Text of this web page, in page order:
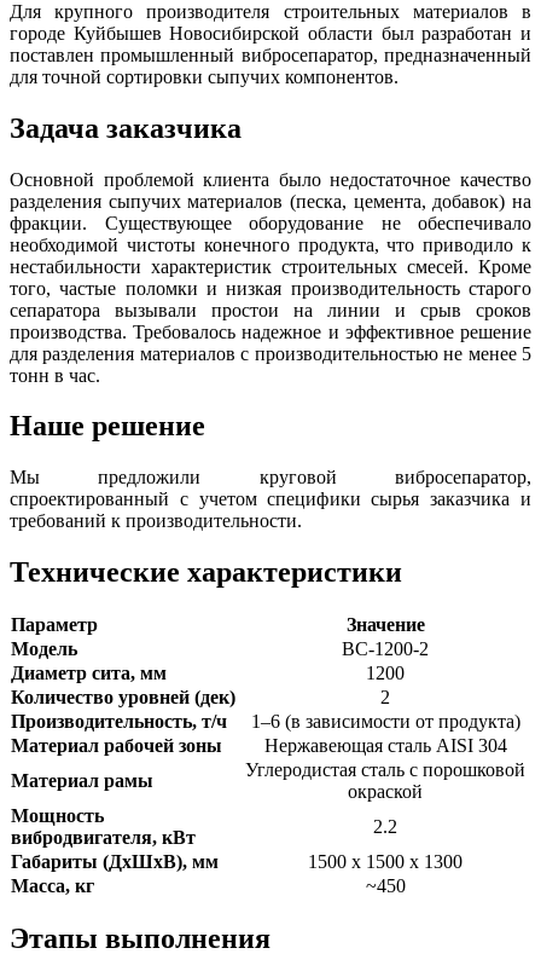
Для крупного производителя строительных материалов в
городе Куйбышев Новосибирской области был разработан и
поставлен промышленный вибросепаратор, предназначенный
для точной сортировки сыпучих компонентов.
Задача заказчика
Основной проблемой клиента было недостаточное качество
разделения сыпучих материалов (песка, цемента, добавок) на
фракции. Существующее оборудование не обеспечивало
необходимой чистоты конечного продукта, что приводило к
нестабильности характеристик строительных смесей. Кроме
того, частые поломки и низкая производительность старого
сепаратора вызывали простои на линии и срыв сроков
производства. Требовалось надежное и эффективное решение
для разделения материалов с производительностью не менее 5
тонн в час.
Наше решение
Мы предложили круговой вибросепаратор,
спроектированный с учетом специфики сырья заказчика и
требований к производительности.
Технические характеристики
Параметр
Значение
Модель
ВС-1200-2
Диаметр сита, мм
1200
Количество уровней (дек)
2
Производительность, т/ч
1–6 (в зависимости от продукта)
Материал рабочей зоны
Нержавеющая сталь AISI 304
Материал рамы
Углеродистая сталь с порошковой
окраской
Мощность
вибродвигателя, кВт
2.2
Габариты (ДхШхВ), мм
1500 х 1500 х 1300
Масса, кг
~450
Этапы выполнения